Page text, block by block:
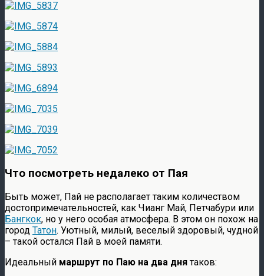
Что посмотреть недалеко от Пая
Быть может, Пай не располагает таким количеством
достопримечательностей, как Чианг Май, Петчабури или
Бангкок, но у него особая атмосфера. В этом он похож на
город Татон. Уютный, милый, веселый здоровый, чудной
– такой остался Пай в моей памяти.
Идеальный маршрут по Паю на два днятаков: